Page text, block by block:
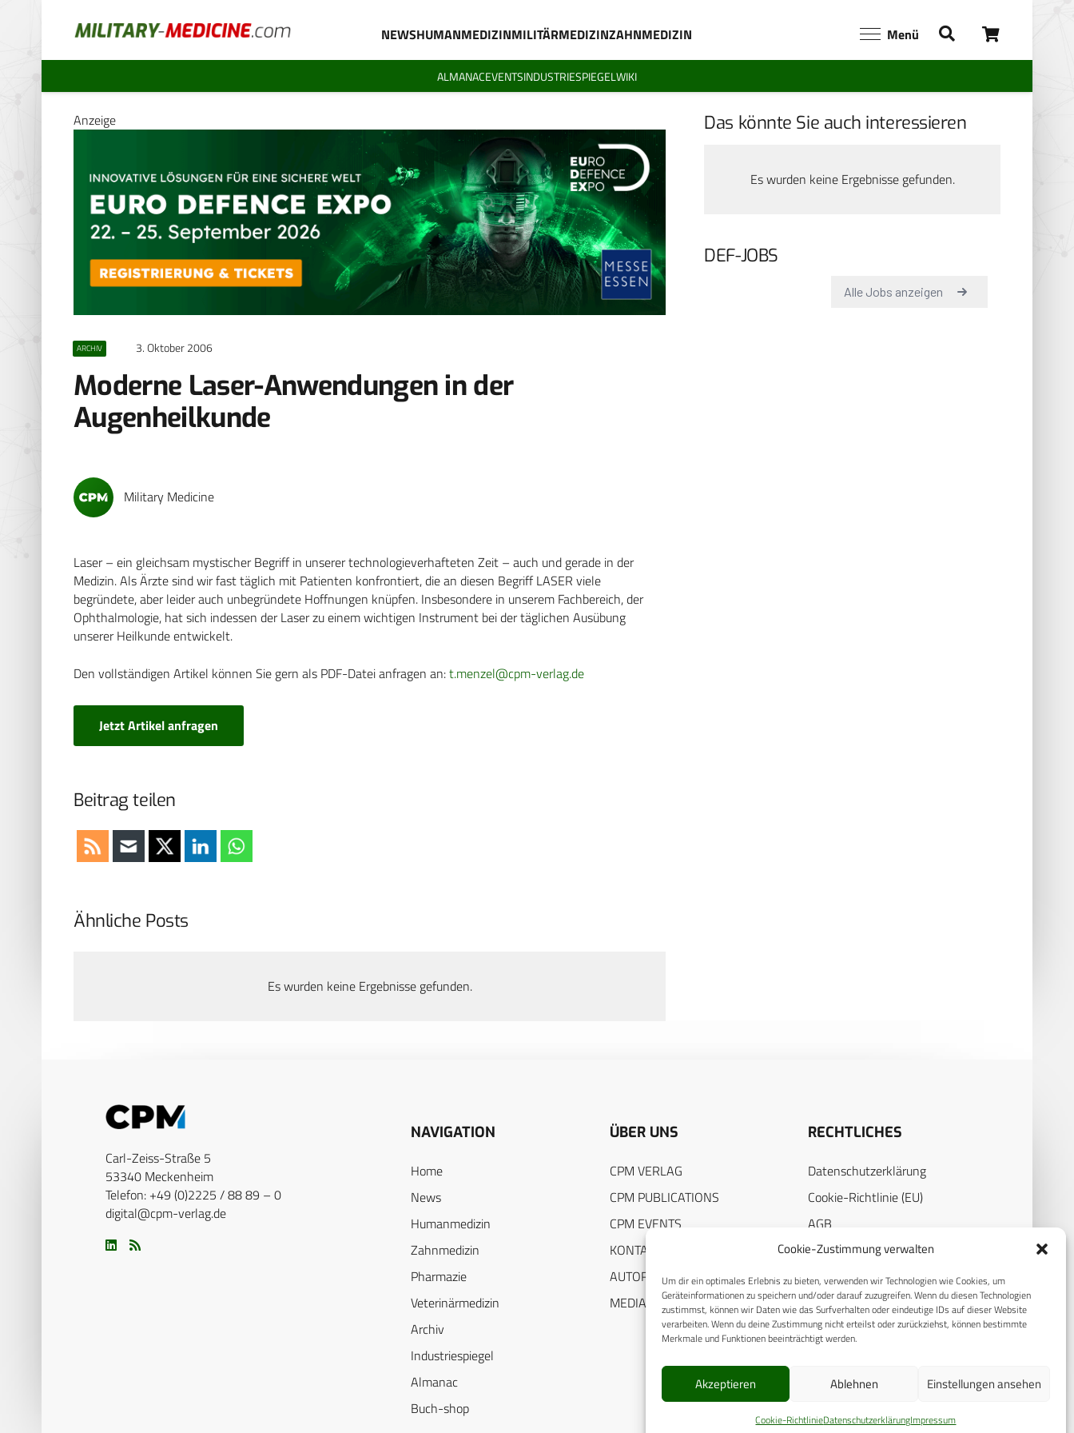
Cookie-Zustimmung verwalten
Um dir ein optimales Erlebnis zu bieten, verwenden wir Technologien wie Cookies, um
Geräteinformationen zu speichern und/oder darauf zuzugreifen. Wenn du diesen Technologien
zustimmst, können wir Daten wie das Surfverhalten oder eindeutige IDs auf dieser Website
verarbeiten. Wenn du deine Zustimmung nicht erteilst oder zurückziehst, können bestimmte
Merkmale und Funktionen beeinträchtigt werden.
Akzeptieren Ablehnen Einstellungen ansehen
Cookie-RichtlinieDatenschutzerklärungImpressum
NEWSHUMANMEDIZINMILITÄRMEDIZINZAHNMEDIZIN Menü
ALMANACEVENTSINDUSTRIESPIEGELWIKI
Anzeige
ARCHIV 3. Oktober 2006
Moderne Laser-Anwendungen in der
Augenheilkunde
Military Medicine
Laser – ein gleichsam mystischer Begriff in unserer technologieverhafteten Zeit – auch und gerade in der
Medizin. Als Ärzte sind wir fast täglich mit Patienten konfrontiert, die an diesen Begriff LASER viele
begründete, aber leider auch unbegründete Hoffnungen knüpfen. Insbesondere in unserem Fachbereich, der
Ophthalmologie, hat sich indessen der Laser zu einem wichtigen Instrument bei der täglichen Ausübung
unserer Heilkunde entwickelt.
Den vollständigen Artikel können Sie gern als PDF-Datei anfragen an:t.menzel@cpm-verlag.de
Jetzt Artikel anfragen
Beitrag teilen
Das könnte Sie auch interessieren
Es wurden keine Ergebnisse gefunden.
DEF-JOBS
Ähnliche Posts
Es wurden keine Ergebnisse gefunden.
Carl-Zeiss-Straße 5
53340 Meckenheim
Telefon: +49 (0)2225 / 88 89 – 0
digital@cpm-verlag.de
NAVIGATION
Home
News
Humanmedizin
Zahnmedizin
Pharmazie
Veterinärmedizin
Archiv
Industriespiegel
Almanac
Buch-shop
ÜBER UNS
CPM VERLAG
CPM PUBLICATIONS
CPM EVENTS
KONTAKT
AUTORENHINWEISE
MEDIADATEN
RECHTLICHES
Datenschutzerklärung
Cookie-Richtlinie (EU)
AGB
Compliance
Impressum